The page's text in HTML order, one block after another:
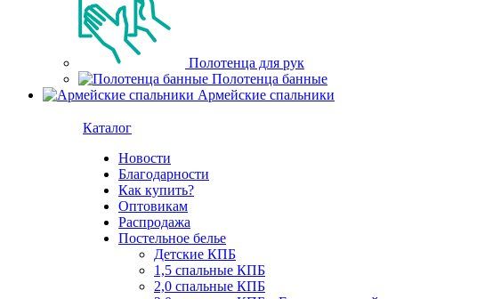
Полотенца для рук
Полотенца банные
Армейские спальники
Каталог
Новости
Благодарности
Как купить?
Оптовикам
Распродажа
Постельное белье
Детские КПБ
1,5 спальные КПБ
2,0 спальные КПБ